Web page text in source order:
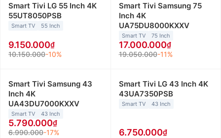
Smart Tivi LG 55 Inch 4K
55UT8050PSB
Smart TV 55 Inch
9.150.000
10.150.000-10%
Smart Tivi Samsung 75
Inch 4K
UA75DU8000KXXV
Smart TV 75 Inch
17.000.000
19.050.000-11%
Smart Tivi Samsung 43
Inch 4K
UA43DU7000KXXV
Smart TV 43 Inch
5.790.000
6.990.000-17%
Smart Tivi LG 43 Inch 4K
43UA7350PSB
Smart TV 43 Inch
6.750.000